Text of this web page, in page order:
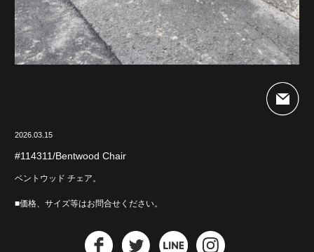
2026.03.15
#114311/Bentwood Chair
ベントウッド チェア。
■価格、サイズ等はお問合せください。